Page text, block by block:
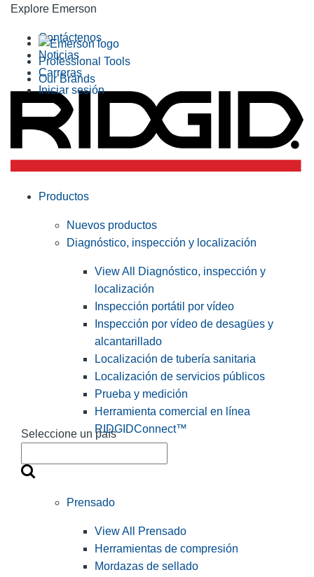
Explore Emerson
Professional Tools
Our Brands
Contáctenos
Noticias
Carreras
Iniciar sesión
Seleccione un país
Productos
Nuevos productos
Diagnóstico, inspección y localización
View All Diagnóstico, inspección y
localización
Inspección portátil por vídeo
Inspección por vídeo de desagües y
alcantarillado
Localización de tubería sanitaria
Localización de servicios públicos
Prueba y medición
Herramienta comercial en línea
RIDGIDConnect™
Prensado
View All Prensado
Herramientas de compresión
Mordazas de sellado